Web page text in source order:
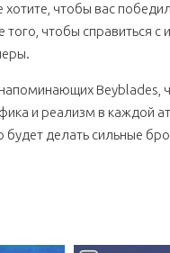
хотите, чтобы вас
чтобы справиться с
Beyblades,
и реализм в каждой
делать сильные